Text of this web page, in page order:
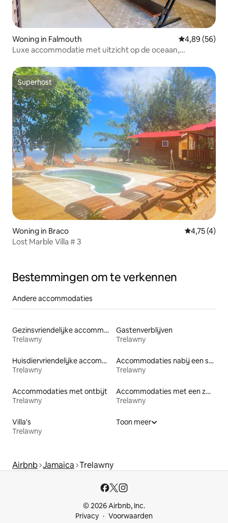
Woning in Falmouth Gemiddelde
4,89 (56)
Luxe accommodatie met uitzicht op de oceaan,
Superhost
Superhost
Woning in Braco
4,75 (4)
Lost Marble Villa # 3
Bestemmingen om te verkennen
Andere accommodaties
Gezinsvriendelijke accommodaties
Trelawny
Gastenverblijven
Trelawny
Huisdiervriendelijke accommodaties
Trelawny
Accommodaties nabij een strand
Trelawny
Accommodaties met ontbijt
Trelawny
Accommodaties met een zwembad
Trelawny
Villa's
Trelawny
Toon meer
Airbnb Jamaica Trelawny
© 2026 Airbnb, Inc.
Privacy
Voorwaarden